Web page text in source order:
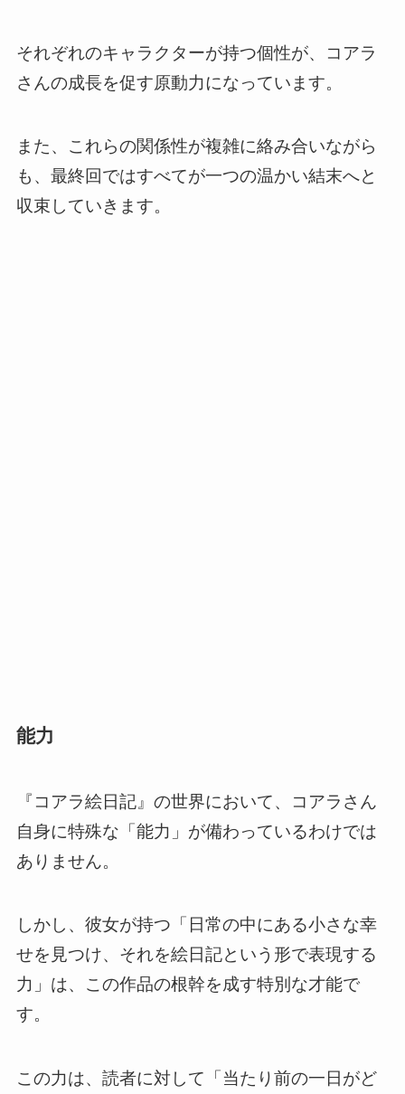
それぞれのキャラクターが持つ個性が、コアラ
さんの成長を促す原動力になっています。
また、これらの関係性が複雑に絡み合いながら
も、最終回ではすべてが一つの温かい結末へと
収束していきます。
能力
『コアラ絵日記』の世界において、コアラさん
自身に特殊な「能力」が備わっているわけでは
ありません。
しかし、彼女が持つ「日常の中にある小さな幸
せを見つけ、それを絵日記という形で表現する
力」は、この作品の根幹を成す特別な才能で
す。
この力は、読者に対して「当たり前の一日がど